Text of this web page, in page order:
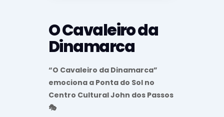
O Cavaleiro da
Dinamarca
“O Cavaleiro da Dinamarca”
emociona a Ponta do Sol no
Centro Cultural John dos Passos
🎭